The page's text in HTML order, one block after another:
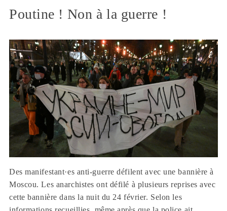
Poutine ! Non à la guerre !
Des manifestant·es anti-guerre défilent avec une bannière à
Moscou. Les anarchistes ont défilé à plusieurs reprises avec
cette bannière dans la nuit du 24 février. Selon les